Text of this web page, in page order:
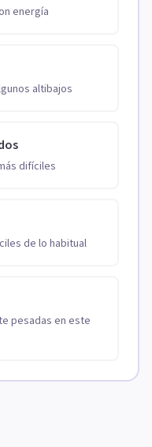
energía
altibajos
difíciles
de lo habitual
pesadas en este